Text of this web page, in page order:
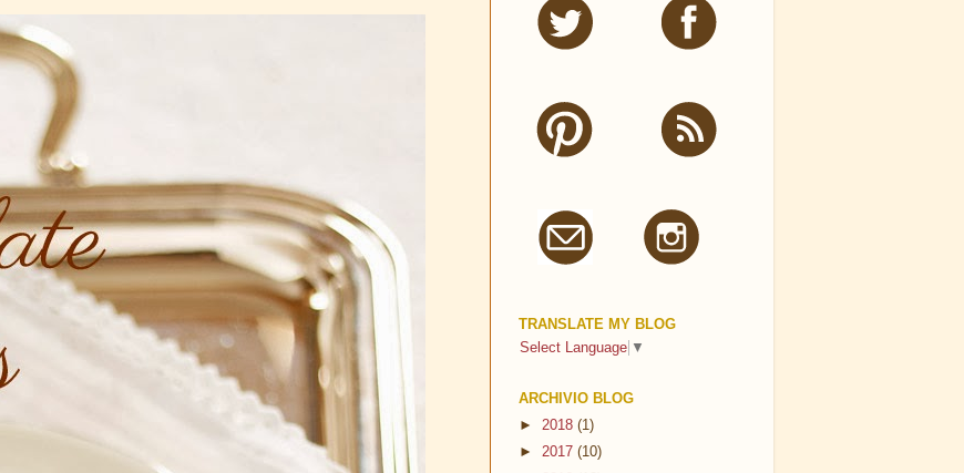
TRANSLATE MY BLOG
Select Language ▼
ARCHIVIO BLOG
► 2018 (1)
► 2017 (10)